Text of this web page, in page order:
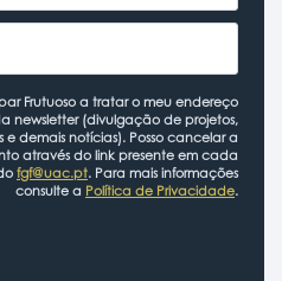
Frutuoso a tratar o meu endereço
newsletter (divulgação de projetos,
e demais notícias). Posso cancelar a
através do link presente em cada
fgf@uac.pt. Para mais informações
consulte a Política de Privacidade.